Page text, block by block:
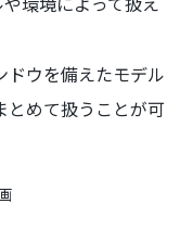
ドウを備えたモデル
とめて扱うことが可